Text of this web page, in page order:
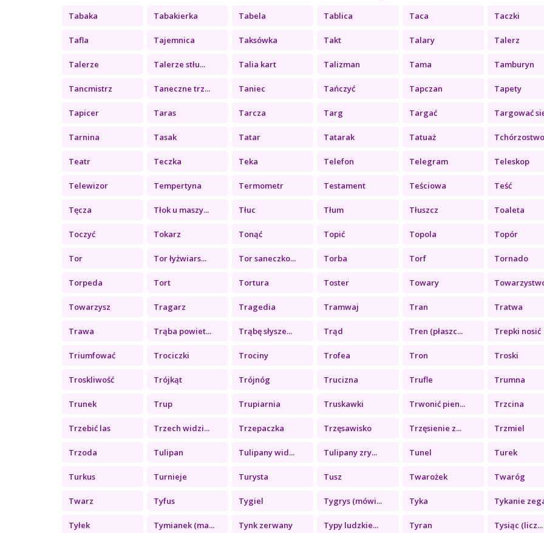
Tabaka Tabakierka Tabela Tablica Taca Taczki
Tafla Tajemnica Taksówka Takt Talary Talerz
Talerze Talerze stłu... Talia kart Talizman Tama Tamburyn
Tancmistrz Taneczne trz... Taniec Tańczyć Tapczan Tapety
Tapicer Taras Tarcza Targ Targać Targować
Tarnina Tasak Tatar Tatarak Tatuaż Tchórzostwo
Teatr Teczka Teka Telefon Telegram Teleskop
Telewizor Tempertyna Termometr Testament Teściowa Teść
Tęcza Tłok u maszy... Tłuc Tłum Tłuszcz Toaleta
Toczyć Tokarz Tonąć Topić Topola Topór
Tor Tor łyżwiars... Tor saneczko... Torba Torf Tornado
Torpeda Tort Tortura Toster Towary
Towarzysz Tragarz Tragedia Tramwaj Tran Tratwa
Trawa Trąba powiet... Trąbę słysze... Trąd Tren (płaszc... Trepki nosić
Triumfować Trociczki Trociny Trofea Tron Troski
Troskliwość Trójkąt Trójnóg Trucizna Trufle Trumna
Trunek Trup Trupiarnia Truskawki Trwonić pien... Trzcina
Trzebić las Trzech widzi... Trzepaczka Trzęsawisko Trzęsienie z... Trzmiel
Trzoda Tulipan Tulipany wid... Tulipany zry... Tunel Turek
Turkus Turnieje Turysta Tusz Twarożek Twaróg
Twarz Tyfus Tygiel Tygrys (mówi... Tyka Tykanie
Tyłek Tymianek (ma... Tynk zerwany Typy ludzkie... Tyran Tysiąc (licz...